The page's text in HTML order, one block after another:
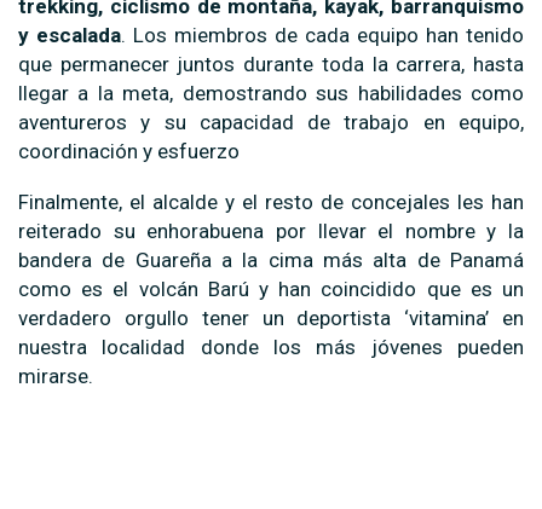
trekking, ciclismo de montaña, kayak, barranquismo
y escalada. Los miembros de cada equipo han tenido
que permanecer juntos durante toda la carrera, hasta
llegar a la meta, demostrando sus habilidades como
aventureros y su capacidad de trabajo en equipo,
coordinación y esfuerzo
Finalmente, el alcalde y el resto de concejales les han
reiterado su enhorabuena por llevar el nombre y la
bandera de Guareña a la cima más alta de Panamá
como es el volcán Barú y han coincidido que es un
verdadero orgullo tener un deportista ‘vitamina’ en
nuestra localidad donde los más jóvenes pueden
mirarse.